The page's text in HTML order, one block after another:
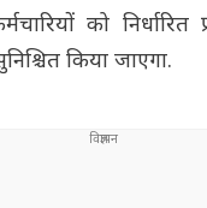
को निर्धारित
किया जाएगा.